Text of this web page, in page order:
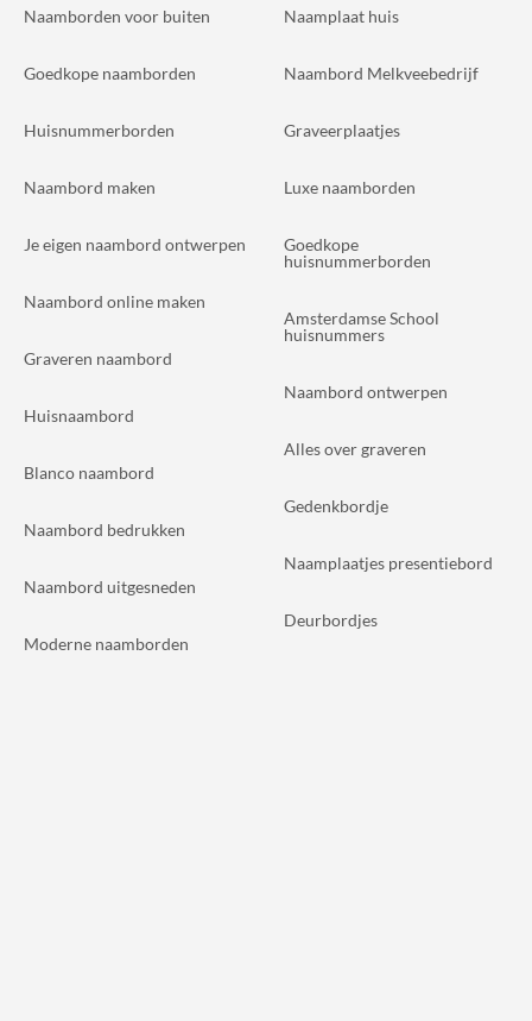
Naamborden voor buiten
Goedkope naamborden
Huisnummerborden
Naambord maken
Je eigen naambord ontwerpen
Naambord online maken
Graveren naambord
Huisnaambord
Blanco naambord
Naambord bedrukken
Naambord uitgesneden
Moderne naamborden
Naamplaat huis
Naambord Melkveebedrijf
Graveerplaatjes
Luxe naamborden
Goedkope
huisnummerborden
Amsterdamse School
huisnummers
Naambord ontwerpen
Alles over graveren
Gedenkbordje
Naamplaatjes presentiebord
Deurbordjes